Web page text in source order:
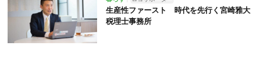
生産性ファースト 時代を先行く宮崎雅大
税理士事務所